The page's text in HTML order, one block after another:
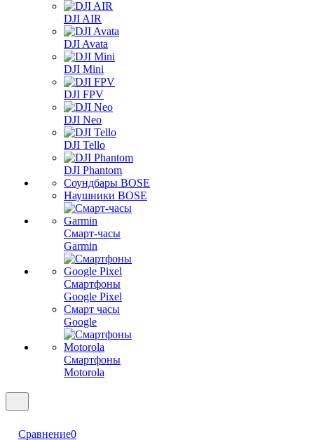
DJI AIR
DJI Avata
DJI Mini
DJI FPV
DJI Neo
DJI Tello
DJI Phantom
Соундбары BOSE
Наушники BOSE
Смарт-часы
Garmin
Смартфоны
Google Pixel
Смарт часы
Google
Смартфоны
Motorola
Сравнение0